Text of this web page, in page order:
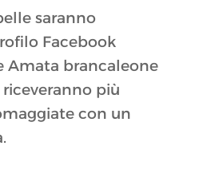
saranno
Facebook
Amata brancaleone
più
con un